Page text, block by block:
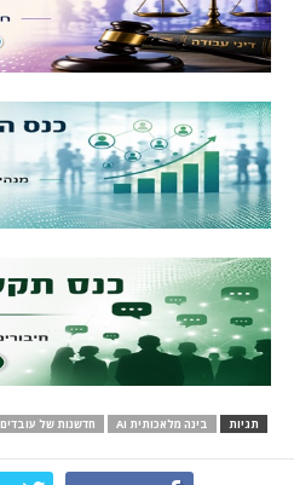
תגיות בינה מלאכותית AI חדשנות של עובדים